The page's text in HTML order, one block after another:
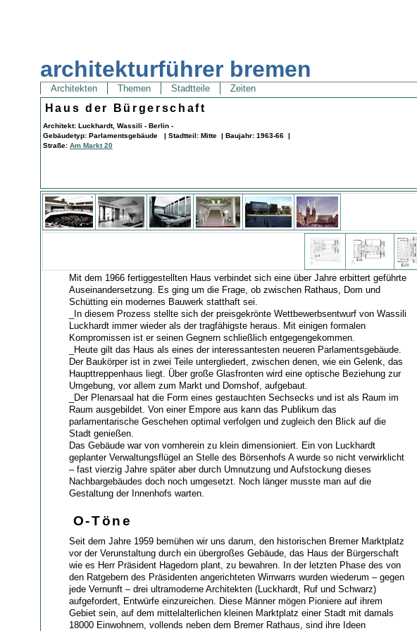
architekturführer bremen
Architekten Themen Stadtteile Zeiten
Haus der Bürgerschaft
Architekt: Luckhardt, Wassili - Berlin -
Gebäudetyp: Parlamentsgebäude | Stadtteil: Mitte | Baujahr: 1963-66 |
Straße: Am Markt 20
Mit dem 1966 fertiggestellten Haus verbindet sich eine über Jahre erbittert geführte
Auseinandersetzung. Es ging um die Frage, ob zwischen Rathaus, Dom und
Schütting ein modernes Bauwerk statthaft sei.
_In diesem Prozess stellte sich der preisgekrönte Wettbewerbsentwurf von Wassili
Luckhardt immer wieder als der tragfähigste heraus. Mit einigen formalen
Kompromissen ist er seinen Gegnern schließlich entgegengekommen.
_Heute gilt das Haus als eines der interessantesten neueren Parlamentsgebäude.
Der Baukörper ist in zwei Teile untergliedert, zwischen denen, wie ein Gelenk, das
Haupttreppenhaus liegt. Über große Glasfronten wird eine optische Beziehung zur
Umgebung, vor allem zum Markt und Domshof, aufgebaut.
_Der Plenarsaal hat die Form eines gestauchten Sechsecks und ist als Raum im
Raum ausgebildet. Von einer Empore aus kann das Publikum das
parlamentarische Geschehen optimal verfolgen und zugleich den Blick auf die
Stadt genießen.
Das Gebäude war von vornherein zu klein dimensioniert. Ein von Luckhardt
geplanter Verwaltungsflügel an Stelle des Börsenhofs A wurde so nicht verwirklicht
– fast vierzig Jahre später aber durch Umnutzung und Aufstockung dieses
Nachbargebäudes doch noch umgesetzt. Noch länger musste man auf die
Gestaltung der Innenhofs warten.
O-Töne
Seit dem Jahre 1959 bemühen wir uns darum, den historischen Bremer Marktplatz
vor der Verunstaltung durch ein übergroßes Gebäude, das Haus der Bürgerschaft
wie es Herr Präsident Hagedorn plant, zu bewahren. In der letzten Phase des von
den Ratgebern des Präsidenten angerichteten Wirrwarrs wurden wiederum – gegen
jede Vernunft – drei ultramoderne Architekten (Luckhardt, Ruf und Schwarz)
aufgefordert, Entwürfe einzureichen. Diese Männer mögen Pioniere auf ihrem
Gebiet sein, auf dem mittelalterlichen kleinen Marktplatz einer Stadt mit damals
18000 Einwohnern, vollends neben dem Bremer Rathaus, sind ihre Ideen